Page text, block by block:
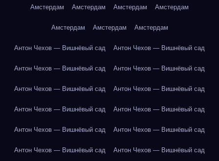
Амстердам Амстердам Амстердам Амстердам
Амстердам Амстердам Амстердам
Антон Чехов — Вишнёвый сад Антон Чехов — Вишнёвый сад
Антон Чехов — Вишнёвый сад Антон Чехов — Вишнёвый сад
Антон Чехов — Вишнёвый сад Антон Чехов — Вишнёвый сад
Антон Чехов — Вишнёвый сад Антон Чехов — Вишнёвый сад
Антон Чехов — Вишнёвый сад Антон Чехов — Вишнёвый сад
Антон Чехов — Вишнёвый сад Антон Чехов — Вишнёвый сад